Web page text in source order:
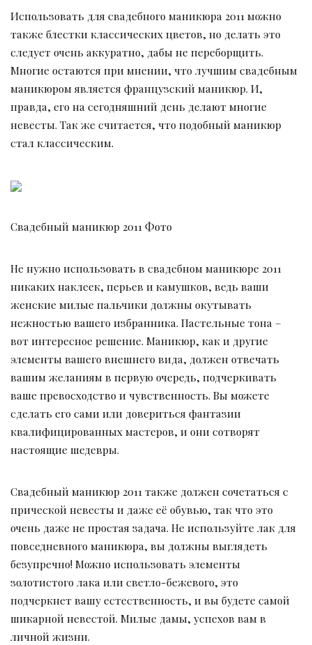
Использовать для свадебного маникюра 2011 можно
также блестки классических цветов, но делать это
следует очень аккуратно, дабы не переборщить.
Многие остаются при мнении, что лучшим свадебным
маникюром является французский маникюр. И,
правда, его на сегодняшний день делают многие
невесты. Так же считается, что подобный маникюр
стал классическим.
Свадебный маникюр 2011 Фото
Не нужно использовать в свадебном маникюре 2011
никаких наклеек, перьев и камушков, ведь ваши
женские милые пальчики должны окутывать
нежностью вашего избранника. Пастельные тона –
вот интересное решение. Маникюр, как и другие
элементы вашего внешнего вида, должен отвечать
вашим желаниям в первую очередь, подчеркивать
ваше превосходство и чувственность. Вы можете
сделать его сами или довериться фантазии
квалифицированных мастеров, и они сотворят
настоящие шедевры.
Свадебный маникюр 2011 также должен сочетаться с
прической невесты и даже её обувью, так что это
очень даже не простая задача. Не используйте лак для
повседневного маникюра, вы должны выглядеть
безупречно! Можно использовать элементы
золотистого лака или светло-бежевого, это
подчеркнет вашу естественность, и вы будете самой
шикарной невестой. Милые дамы, успехов вам в
личной жизни.